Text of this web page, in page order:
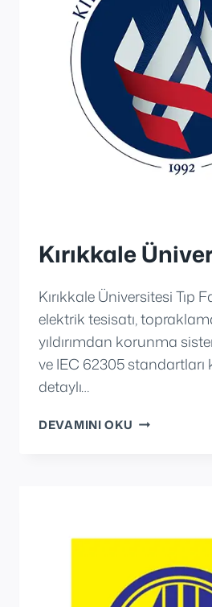
Kırıkkale
Kırıkkale Üniversitesi Tıp
elektrik tesisatı,
yıldırımdan korunma
ve IEC 62305 standartları
detaylı…
DEVAMINI OKU KIRIKKALE